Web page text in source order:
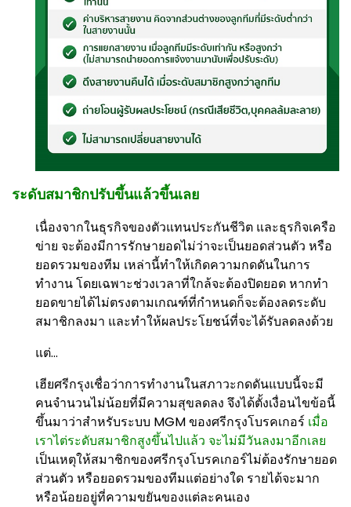
ระดับสมาชิกปรับขึ้นแล้วขึ้นเลย
เนื่องจากในธุรกิจของตัวแทนประกันชีวิต และธุรกิจเครือ
ข่าย จะต้องมีการรักษายอดไม่ว่าจะเป็นยอดส่วนตัว หรือ
ยอดรวมของทีม เหล่านี้ทำให้เกิดความกดดันในการ
ทำงาน โดยเฉพาะช่วงเวลาที่ใกล้จะต้องปิดยอด หากทำ
ยอดขายได้ไม่ตรงตามเกณฑ์ที่กำหนดก็จะต้องลดระดับ
สมาชิกลงมา และทำให้ผลประโยชน์ที่จะได้รับลดลงด้วย
แต่...
เฮียศรีกรุงเชื่อว่าการทำงานในสภาวะกดดันแบบนี้จะมี
คนจำนวนไม่น้อยที่มีความสุขลดลง จึงได้ตั้งเงื่อนไขข้อนี้
ขึ้นมาว่าสำหรับระบบ MGM ของศรีกรุงโบรคเกอร์ เมื่อ
เราไต่ระดับสมาชิกสูงขึ้นไปแล้ว จะไม่มีวันลงมาอีกเลย
เป็นเหตุให้สมาชิกของศรีกรุงโบรคเกอร์ไม่ต้องรักษายอด
ส่วนตัว หรือยอดรวมของทีมแต่อย่างใด รายได้จะมาก
หรือน้อยอยู่ที่ความขยันของแต่ละคนเอง